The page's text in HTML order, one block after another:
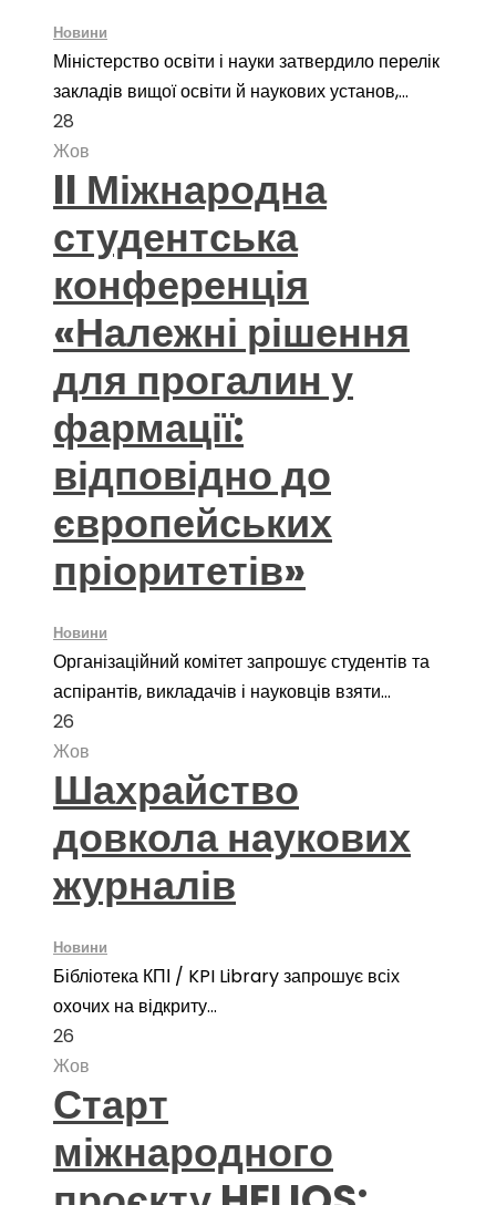
Новини
Міністерство освіти і науки затвердило перелік
закладів вищої освіти й наукових установ,...
28
Жов
II Міжнародна
студентська
конференція
«Належні рішення
для прогалин у
фармації:
відповідно до
європейських
пріоритетів»
Новини
Організаційний комітет запрошує студентів та
аспірантів, викладачів і науковців взяти...
26
Жов
Шахрайство
довкола наукових
журналів
Новини
Бібліотека КПІ / KPI Library запрошує всіх
охочих на відкриту...
26
Жов
Старт
міжнародного